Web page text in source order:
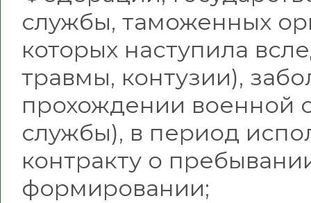
службы, таможенных
которых наступила
травмы, контузии),
прохождении военной
службы), в период
контракту о
формировании;